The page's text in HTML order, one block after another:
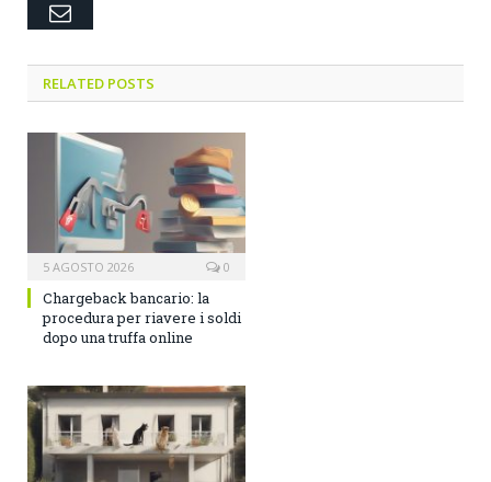
Email
RELATED POSTS
5 AGOSTO 2026 0
Chargeback bancario: la
procedura per riavere i soldi
dopo una truffa online